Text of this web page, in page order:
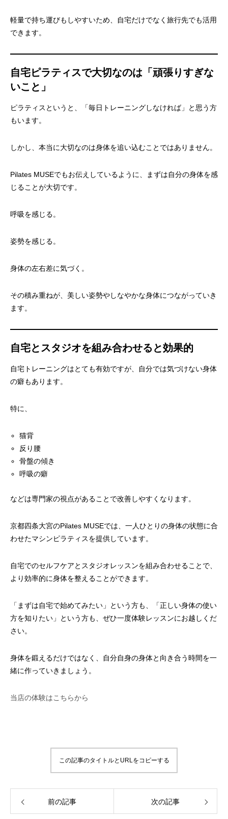
軽量で持ち運びもしやすいため、自宅だけでなく旅行先でも活用
できます。
自宅ピラティスで大切なのは「頑張りすぎな
いこと」
ピラティスというと、「毎日トレーニングしなければ」と思う方
もいます。
しかし、本当に大切なのは身体を追い込むことではありません。
Pilates MUSEでもお伝えしているように、まずは自分の身体を感
じることが大切です。
呼吸を感じる。
姿勢を感じる。
身体の左右差に気づく。
その積み重ねが、美しい姿勢やしなやかな身体につながっていき
ます。
自宅とスタジオを組み合わせると効果的
自宅トレーニングはとても有効ですが、自分では気づけない身体
の癖もあります。
特に、
猫背
反り腰
骨盤の傾き
呼吸の癖
などは専門家の視点があることで改善しやすくなります。
京都四条大宮のPilates MUSEでは、一人ひとりの身体の状態に合
わせたマシンピラティスを提供しています。
自宅でのセルフケアとスタジオレッスンを組み合わせることで、
より効率的に身体を整えることができます。
「まずは自宅で始めてみたい」という方も、「正しい身体の使い
方を知りたい」という方も、ぜひ一度体験レッスンにお越しくだ
さい。
身体を鍛えるだけではなく、自分自身の身体と向き合う時間を一
緒に作っていきましょう。
当店の体験はこちらから
この記事のタイトルとURLをコピーする
前の記事 次の記事